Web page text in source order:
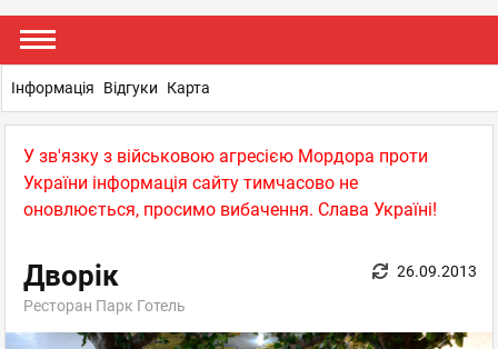
У зв'язку з військовою агресією Мордора проти
України інформація сайту тимчасово не
оновлюється, просимо вибачення. Слава Україні!
Дворік
Ресторан Парк Готель
26.09.2013
Інформація Відгуки Карта